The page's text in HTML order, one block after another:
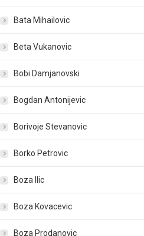
Bata Mihailovic
Beta Vukanovic
Bobi Damjanovski
Bogdan Antonijevic
Borivoje Stevanovic
Borko Petrovic
Boza Ilic
Boza Kovacevic
Boza Prodanovic